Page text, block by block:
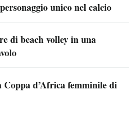
unico nel calcio
di beach volley in una
Coppa d’Africa femminile di